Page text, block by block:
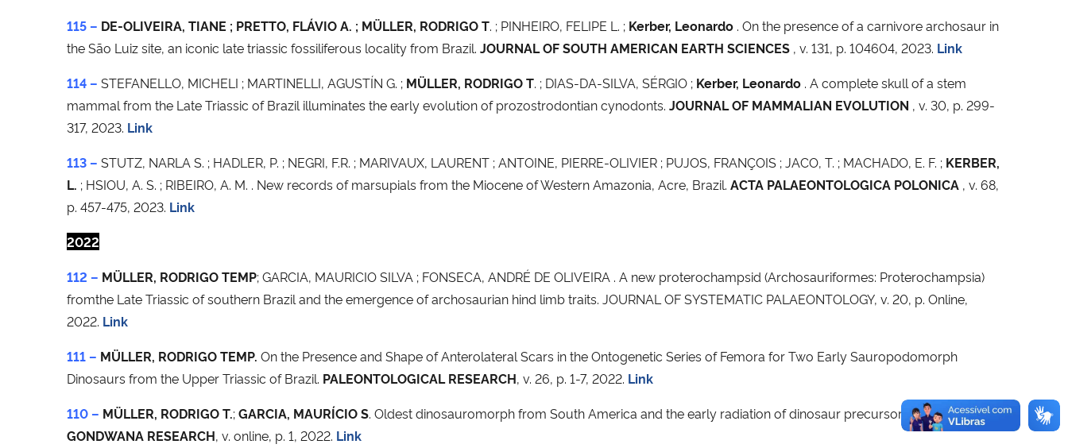
115 – DE-OLIVEIRA, TIANE ; PRETTO, FLÁVIO A. ; MÜLLER, RODRIGO T. ; PINHEIRO, FELIPE L. ; Kerber, Leonardo . On the presence of a carnivore archosaur in
the São Luiz site, an iconic late triassic fossiliferous locality from Brazil. JOURNAL OF SOUTH AMERICAN EARTH SCIENCES , v. 131, p. 104604, 2023. Link
114 – STEFANELLO, MICHELI ; MARTINELLI, AGUSTÍN G. ; MÜLLER, RODRIGO T. ; DIAS-DA-SILVA, SÉRGIO ; Kerber, Leonardo . A complete skull of a stem
mammal from the Late Triassic of Brazil illuminates the early evolution of prozostrodontian cynodonts. JOURNAL OF MAMMALIAN EVOLUTION , v. 30, p. 299-
317, 2023. Link
113 – STUTZ, NARLA S. ; HADLER, P. ; NEGRI, F.R. ; MARIVAUX, LAURENT ; ANTOINE, PIERRE-OLIVIER ; PUJOS, FRANÇOIS ; JACO, T. ; MACHADO, E. F. ; KERBER,
L. ; HSIOU, A. S. ; RIBEIRO, A. M. . New records of marsupials from the Miocene of Western Amazonia, Acre, Brazil. ACTA PALAEONTOLOGICA POLONICA , v. 68,
p. 457-475, 2023. Link
2022
112 – MÜLLER, RODRIGO TEMP; GARCIA, MAURICIO SILVA ; FONSECA, ANDRÉ DE OLIVEIRA . A new proterochampsid (Archosauriformes: Proterochampsia)
fromthe Late Triassic of southern Brazil and the emergence of archosaurian hind limb traits. JOURNAL OF SYSTEMATIC PALAEONTOLOGY, v. 20, p. Online,
2022. Link
111 – MÜLLER, RODRIGO TEMP. On the Presence and Shape of Anterolateral Scars in the Ontogenetic Series of Femora for Two Early Sauropodomorph
Dinosaurs from the Upper Triassic of Brazil. PALEONTOLOGICAL RESEARCH, v. 26, p. 1-7, 2022. Link
110 – MÜLLER, RODRIGO T.;GARCIA, MAURÍCIO S. Oldest dinosauromorph from South America and the early radiation of dinosaur precursors in Gondwana.
GONDWANA RESEARCH, v. online, p. 1, 2022. Link